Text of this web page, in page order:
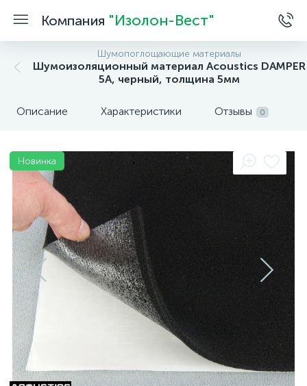
Компания "Изолон-Вест"
Шумопоглощающие материалы
Шумоизоляционный материал Acoustics DAMPER
5A, черный, толщина 5мм
Описание Характеристики Отзывы 0
Новинка